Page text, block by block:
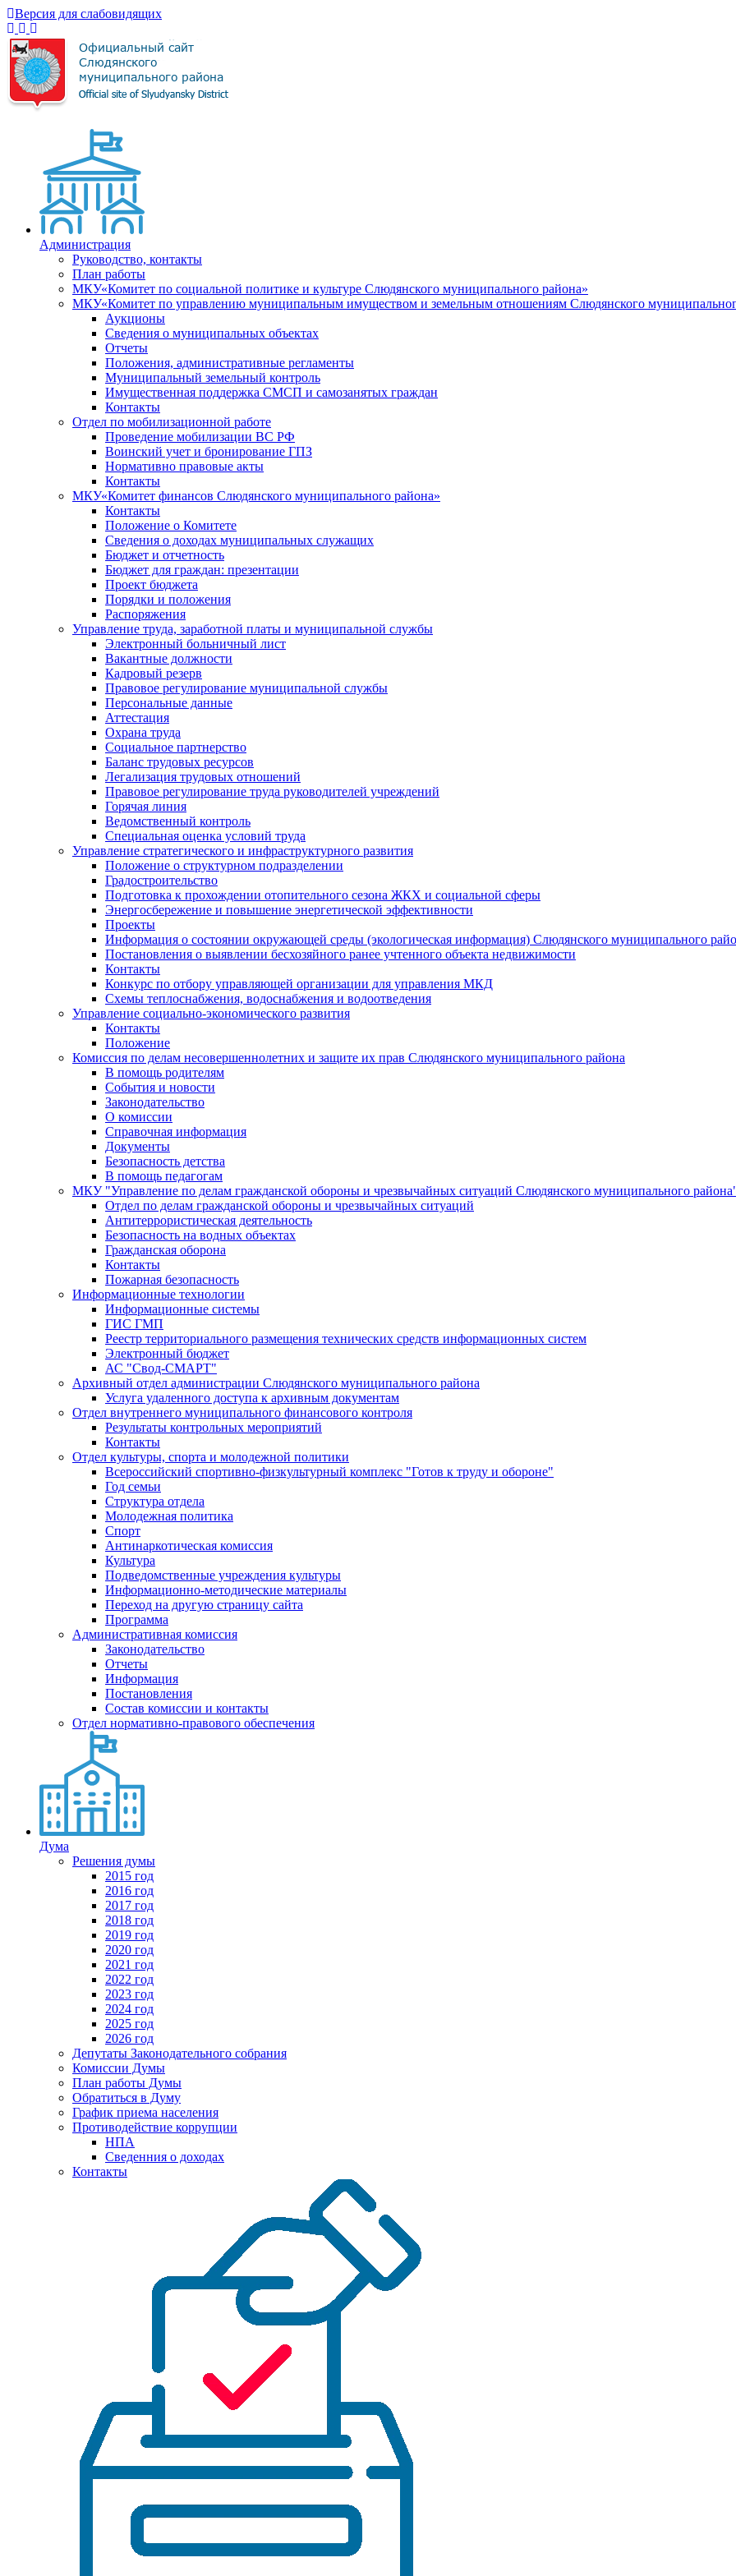
Версия для слабовидящих
Администрация
Руководство, контакты
План работы
МКУ«Комитет по социальной политике и культуре Слюдянского муниципального района»
МКУ«Комитет по управлению муниципальным имуществом и земельным отношениям Слюдянского
Аукционы
Сведения о муниципальных объектах
Отчеты
Положения, административные регламенты
Муниципальный земельный контроль
Имущественная поддержка СМСП и самозанятых граждан
Контакты
Отдел по мобилизационной работе
Проведение мобилизации ВС РФ
Воинский учет и бронирование ГПЗ
Нормативно правовые акты
Контакты
МКУ«Комитет финансов Слюдянского муниципального района»
Контакты
Положение о Комитете
Сведения о доходах муниципальных служащих
Бюджет и отчетность
Бюджет для граждан: презентации
Проект бюджета
Порядки и положения
Распоряжения
Управление труда, заработной платы и муниципальной службы
Электронный больничный лист
Вакантные должности
Кадровый резерв
Правовое регулирование муниципальной службы
Персональные данные
Аттестация
Охрана труда
Социальное партнерство
Баланс трудовых ресурсов
Легализация трудовых отношений
Правовое регулирование труда руководителей учреждений
Горячая линия
Ведомственный контроль
Специальная оценка условий труда
Управление стратегического и инфраструктурного развития
Положение о структурном подразделении
Градостроительство
Подготовка к прохождении отопительного сезона ЖКХ и социальной сферы
Энергосбережение и повышение энергетической эффективности
Проекты
Информация о состоянии окружающей среды (экологическая информация) Слюдянского муниципального
Постановления о выявлении бесхозяйного ранее учтенного объекта недвижимости
Контакты
Конкурс по отбору управляющей организации для управления МКД
Схемы теплоснабжения, водоснабжения и водоотведения
Управление социально-экономического развития
Контакты
Положение
Комиссия по делам несовершеннолетних и защите их прав Слюдянского муниципального района
В помощь родителям
События и новости
Законодательство
О комиссии
Справочная информация
Документы
Безопасность детства
В помощь педагогам
МКУ "Управление по делам гражданской обороны и чрезвычайных ситуаций Слюдянского муниципального
Отдел по делам гражданской обороны и чрезвычайных ситуаций
Антитеррористическая деятельность
Безопасность на водных объектах
Гражданская оборона
Контакты
Пожарная безопасность
Информационные технологии
Информационные системы
ГИС ГМП
Реестр территориального размещения технических средств информационных систем
Электронный бюджет
АС "Свод-СМАРТ"
Архивный отдел администрации Слюдянского муниципального района
Услуга удаленного доступа к архивным документам
Отдел внутреннего муниципального финансового контроля
Результаты контрольных мероприятий
Контакты
Отдел культуры, спорта и молодежной политики
Всероссийский спортивно-физкультурный комплекс "Готов к труду и обороне"
Год семьи
Структура отдела
Молодежная политика
Спорт
Антинаркотическая комиссия
Культура
Подведомственные учреждения культуры
Информационно-методические материалы
Переход на другую страницу сайта
Программа
Административная комиссия
Законодательство
Отчеты
Информация
Постановления
Состав комиссии и контакты
Отдел нормативно-правового обеспечения
Дума
Решения думы
2015 год
2016 год
2017 год
2018 год
2019 год
2020 год
2021 год
2022 год
2023 год
2024 год
2025 год
2026 год
Депутаты Законодательного собрания
Комиссии Думы
План работы Думы
Обратиться в Думу
График приема населения
Противодействие коррупции
НПА
Сведенния о доходах
Контакты